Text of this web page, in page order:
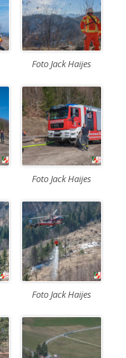
Foto Jack Haijes
Foto Jack Haijes
Foto Jack Haijes